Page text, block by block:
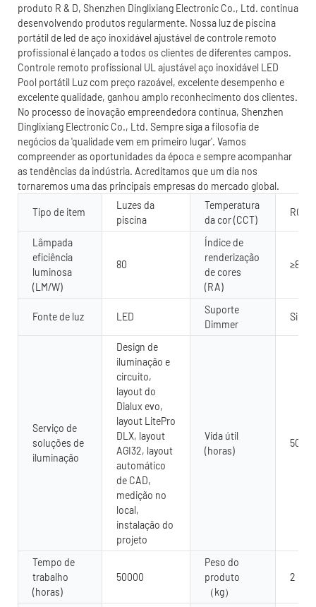
produto R & D, Shenzhen Dinglixiang Electronic Co., Ltd. continua
desenvolvendo produtos regularmente. Nossa luz de piscina
portátil de led de aço inoxidável ajustável de controle remoto
profissional é lançado a todos os clientes de diferentes campos.
Controle remoto profissional UL ajustável aço inoxidável LED
Pool portátil Luz com preço razoável, excelente desempenho e
excelente qualidade, ganhou amplo reconhecimento dos clientes.
No processo de inovação empreendedora contínua, Shenzhen
Dinglixiang Electronic Co., Ltd. Sempre siga a filosofia de
negócios da 'qualidade vem em primeiro lugar'. Vamos
compreender as oportunidades da época e sempre acompanhar
as tendências da indústria. Acreditamos que um dia nos
tornaremos uma das principais empresas do mercado global.
Tipo de item
Luzes da
piscina
Temperatura
da cor (CCT)
RGB
Lâmpada
eficiência
luminosa
(LM/W)
80
Índice de
renderização
de cores
(RA)
≥80
Fonte de luz LED
Suporte
Dimmer
Sim
Serviço de
soluções de
iluminação
Design de
iluminação e
circuito,
layout do
Dialux evo,
layout LitePro
DLX, layout
AGI32, layout
automático
de CAD,
medição no
local,
instalação do
projeto
Vida útil
(horas)
Tempo de
trabalho
(horas)
50000
Peso do
produto
（kg）
2